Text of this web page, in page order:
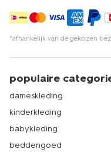
*afhankelijk van de gekozen
populaire
dameskleding
kinderkleding
babykleding
beddengoed